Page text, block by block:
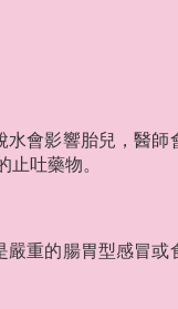
水會影響胎兒，醫師
吐藥物。
嚴重的腸胃型感冒或